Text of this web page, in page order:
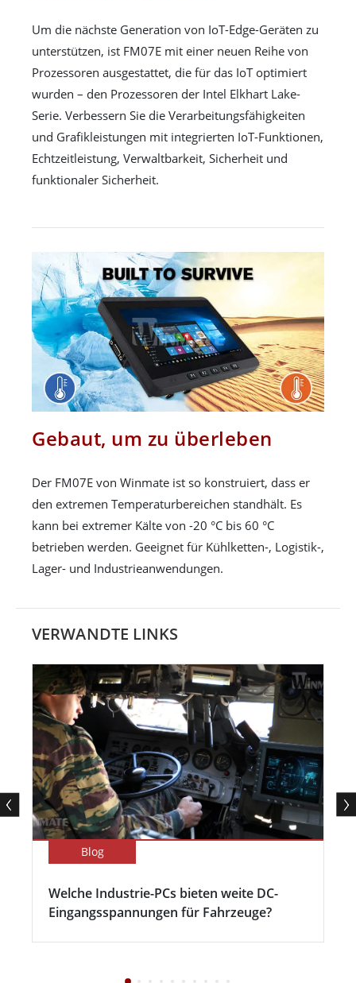
Um die nächste Generation von IoT-Edge-Geräten zu
unterstützen, ist FM07E mit einer neuen Reihe von
Prozessoren ausgestattet, die für das IoT optimiert
wurden – den Prozessoren der Intel Elkhart Lake-
Serie. Verbessern Sie die Verarbeitungsfähigkeiten
und Grafikleistungen mit integrierten IoT-Funktionen,
Echtzeitleistung, Verwaltbarkeit, Sicherheit und
funktionaler Sicherheit.
Gebaut, um zu überleben
Der FM07E von Winmate ist so konstruiert, dass er
den extremen Temperaturbereichen standhält. Es
kann bei extremer Kälte von -20 °C bis 60 °C
betrieben werden. Geeignet für Kühlketten-, Logistik-,
Lager- und Industrieanwendungen.
VERWANDTE LINKS
Blog
Welche Industrie-PCs bieten weite DC-
Eingangsspannungen für Fahrzeuge?